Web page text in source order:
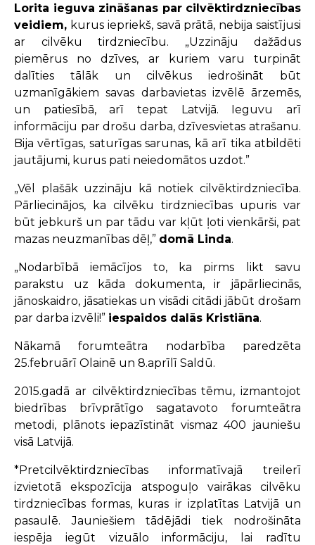
Lorita ieguva zināšanas par cilvēktirdzniecības
veidiem, kurus iepriekš, savā prātā, nebija saistījusi
ar cilvēku tirdzniecību. „Uzzināju dažādus
piemērus no dzīves, ar kuriem varu turpināt
dalīties tālāk un cilvēkus iedrošināt būt
uzmanīgākiem savas darbavietas izvēlē ārzemēs,
un patiesībā, arī tepat Latvijā. Ieguvu arī
informāciju par drošu darba, dzīvesvietas atrašanu.
Bija vērtīgas, saturīgas sarunas, kā arī tika atbildēti
jautājumi, kurus pati neiedomātos uzdot.”
„Vēl plašāk uzzināju kā notiek cilvēktirdzniecība.
Pārliecinājos, ka cilvēku tirdzniecības upuris var
būt jebkurš un par tādu var kļūt ļoti vienkārši, pat
mazas neuzmanības dēļ,” domā Linda.
„Nodarbībā iemācījos to, ka pirms likt savu
parakstu uz kāda dokumenta, ir jāpārliecinās,
jānoskaidro, jāsatiekas un visādi citādi jābūt drošam
par darba izvēli!” iespaidos dalās Kristiāna.
Nākamā forumteātra nodarbība paredzēta
25.februārī Olainē un 8.aprīlī Saldū.
2015.gadā ar cilvēktirdzniecības tēmu, izmantojot
biedrības brīvprātīgo sagatavoto forumteātra
metodi, plānots iepazīstināt vismaz 400 jauniešu
visā Latvijā.
*Pretcilvēktirdzniecības informatīvajā treilerī
izvietotā ekspozīcija atspoguļo vairākas cilvēku
tirdzniecības formas, kuras ir izplatītas Latvijā un
pasaulē. Jauniešiem tādējādi tiek nodrošināta
iespēja iegūt vizuālo informāciju, lai radītu